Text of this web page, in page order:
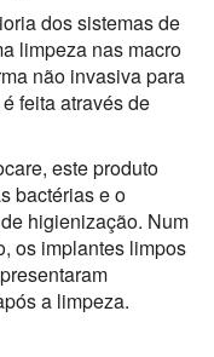
dos sistemas de
limpeza nas macro
não invasiva para
feita através de
este produto
bactérias e o
higienização. Num
os implantes limpos
a limpeza.